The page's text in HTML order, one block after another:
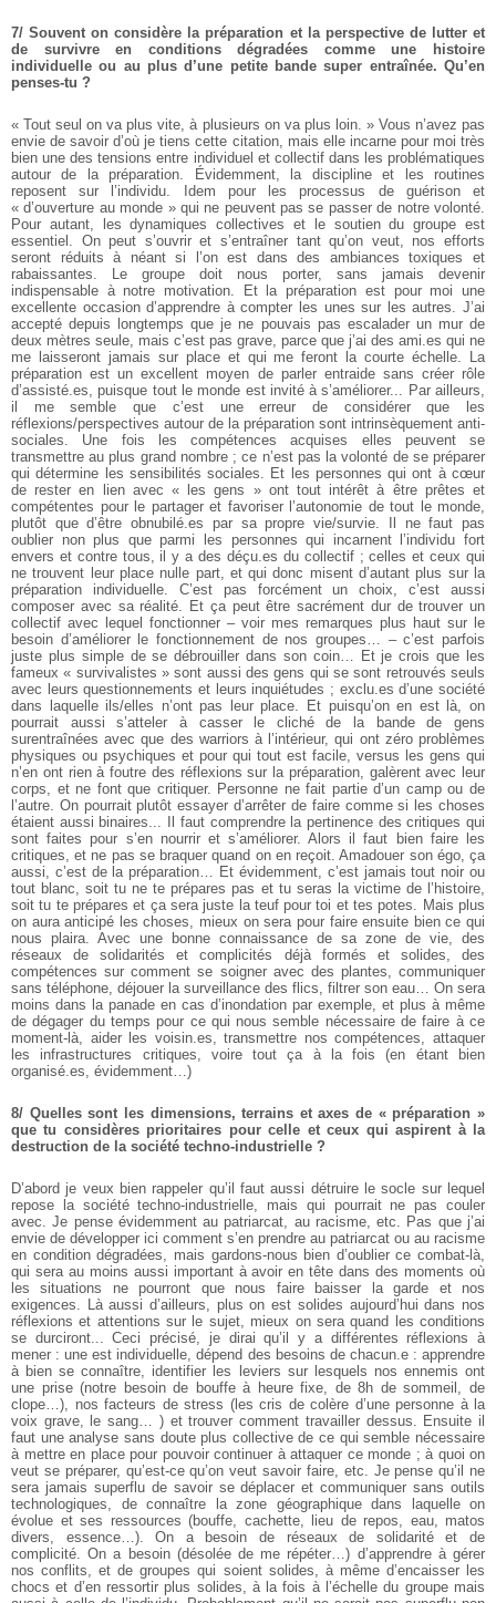
7/ Souvent on considère la préparation et la perspective de lutter et
de survivre en conditions dégradées comme une histoire
individuelle ou au plus d’une petite bande super entraînée. Qu’en
penses-tu ?
« Tout seul on va plus vite, à plusieurs on va plus loin. » Vous n’avez pas
envie de savoir d’où je tiens cette citation, mais elle incarne pour moi très
bien une des tensions entre individuel et collectif dans les problématiques
autour de la préparation. Évidemment, la discipline et les routines
reposent sur l’individu. Idem pour les processus de guérison et
« d’ouverture au monde » qui ne peuvent pas se passer de notre volonté.
Pour autant, les dynamiques collectives et le soutien du groupe est
essentiel. On peut s’ouvrir et s’entraîner tant qu’on veut, nos efforts
seront réduits à néant si l’on est dans des ambiances toxiques et
rabaissantes. Le groupe doit nous porter, sans jamais devenir
indispensable à notre motivation. Et la préparation est pour moi une
excellente occasion d’apprendre à compter les unes sur les autres. J’ai
accepté depuis longtemps que je ne pouvais pas escalader un mur de
deux mètres seule, mais c’est pas grave, parce que j’ai des ami.es qui ne
me laisseront jamais sur place et qui me feront la courte échelle. La
préparation est un excellent moyen de parler entraide sans créer rôle
d’assisté.es, puisque tout le monde est invité à s’améliorer... Par ailleurs,
il me semble que c’est une erreur de considérer que les
réflexions/perspectives autour de la préparation sont intrinsèquement anti-
sociales. Une fois les compétences acquises elles peuvent se
transmettre au plus grand nombre ; ce n’est pas la volonté de se préparer
qui détermine les sensibilités sociales. Et les personnes qui ont à cœur
de rester en lien avec « les gens » ont tout intérêt à être prêtes et
compétentes pour le partager et favoriser l’autonomie de tout le monde,
plutôt que d’être obnubilé.es par sa propre vie/survie. Il ne faut pas
oublier non plus que parmi les personnes qui incarnent l’individu fort
envers et contre tous, il y a des déçu.es du collectif ; celles et ceux qui
ne trouvent leur place nulle part, et qui donc misent d’autant plus sur la
préparation individuelle. C’est pas forcément un choix, c’est aussi
composer avec sa réalité. Et ça peut être sacrément dur de trouver un
collectif avec lequel fonctionner – voir mes remarques plus haut sur le
besoin d’améliorer le fonctionnement de nos groupes… – c’est parfois
juste plus simple de se débrouiller dans son coin… Et je crois que les
fameux « survivalistes » sont aussi des gens qui se sont retrouvés seuls
avec leurs questionnements et leurs inquiétudes ; exclu.es d’une société
dans laquelle ils/elles n’ont pas leur place. Et puisqu’on en est là, on
pourrait aussi s’atteler à casser le cliché de la bande de gens
surentraînées avec que des warriors à l’intérieur, qui ont zéro problèmes
physiques ou psychiques et pour qui tout est facile, versus les gens qui
n’en ont rien à foutre des réflexions sur la préparation, galèrent avec leur
corps, et ne font que critiquer. Personne ne fait partie d’un camp ou de
l’autre. On pourrait plutôt essayer d’arrêter de faire comme si les choses
étaient aussi binaires... Il faut comprendre la pertinence des critiques qui
sont faites pour s’en nourrir et s’améliorer. Alors il faut bien faire les
critiques, et ne pas se braquer quand on en reçoit. Amadouer son égo, ça
aussi, c’est de la préparation… Et évidemment, c’est jamais tout noir ou
tout blanc, soit tu ne te prépares pas et tu seras la victime de l’histoire,
soit tu te prépares et ça sera juste la teuf pour toi et tes potes. Mais plus
on aura anticipé les choses, mieux on sera pour faire ensuite bien ce qui
nous plaira. Avec une bonne connaissance de sa zone de vie, des
réseaux de solidarités et complicités déjà formés et solides, des
compétences sur comment se soigner avec des plantes, communiquer
sans téléphone, déjouer la surveillance des flics, filtrer son eau… On sera
moins dans la panade en cas d’inondation par exemple, et plus à même
de dégager du temps pour ce qui nous semble nécessaire de faire à ce
moment-là, aider les voisin.es, transmettre nos compétences, attaquer
les infrastructures critiques, voire tout ça à la fois (en étant bien
organisé.es, évidemment…)
8/ Quelles sont les dimensions, terrains et axes de « préparation »
que tu considères prioritaires pour celle et ceux qui aspirent à la
destruction de la société techno-industrielle ?
D’abord je veux bien rappeler qu’il faut aussi détruire le socle sur lequel
repose la société techno-industrielle, mais qui pourrait ne pas couler
avec. Je pense évidemment au patriarcat, au racisme, etc. Pas que j’ai
envie de développer ici comment s’en prendre au patriarcat ou au racisme
en condition dégradées, mais gardons-nous bien d’oublier ce combat-là,
qui sera au moins aussi important à avoir en tête dans des moments où
les situations ne pourront que nous faire baisser la garde et nos
exigences. Là aussi d’ailleurs, plus on est solides aujourd’hui dans nos
réflexions et attentions sur le sujet, mieux on sera quand les conditions
se durciront... Ceci précisé, je dirai qu’il y a différentes réflexions à
mener : une est individuelle, dépend des besoins de chacun.e : apprendre
à bien se connaître, identifier les leviers sur lesquels nos ennemis ont
une prise (notre besoin de bouffe à heure fixe, de 8h de sommeil, de
clope…), nos facteurs de stress (les cris de colère d’une personne à la
voix grave, le sang… ) et trouver comment travailler dessus. Ensuite il
faut une analyse sans doute plus collective de ce qui semble nécessaire
à mettre en place pour pouvoir continuer à attaquer ce monde ; à quoi on
veut se préparer, qu’est-ce qu’on veut savoir faire, etc. Je pense qu’il ne
sera jamais superflu de savoir se déplacer et communiquer sans outils
technologiques, de connaître la zone géographique dans laquelle on
évolue et ses ressources (bouffe, cachette, lieu de repos, eau, matos
divers, essence…). On a besoin de réseaux de solidarité et de
complicité. On a besoin (désolée de me répéter…) d’apprendre à gérer
nos conflits, et de groupes qui soient solides, à même d’encaisser les
chocs et d’en ressortir plus solides, à la fois à l’échelle du groupe mais